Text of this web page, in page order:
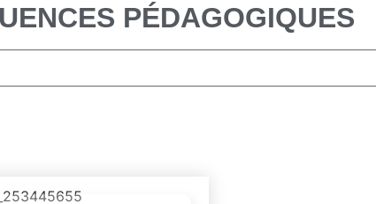
PÉDAGOGIQUES